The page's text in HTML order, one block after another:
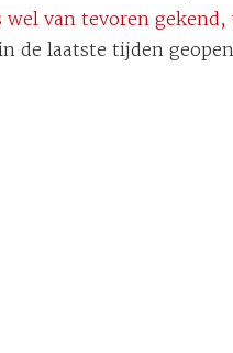
wel van tevoren
de laatste tijden